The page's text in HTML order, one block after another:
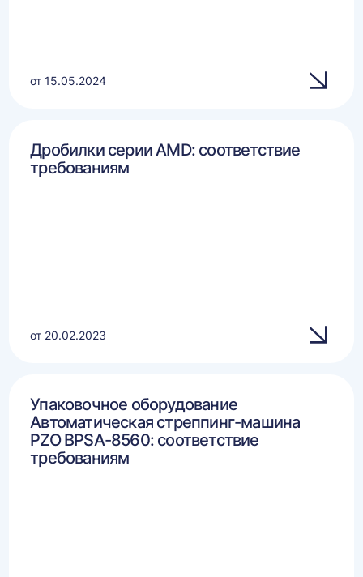
от 15.05.2024
Дробилки серии AMD: соответствие
требованиям
от 20.02.2023
Упаковочное оборудование
Автоматическая стреппинг-машина
PZO BPSA-8560: соответствие
требованиям